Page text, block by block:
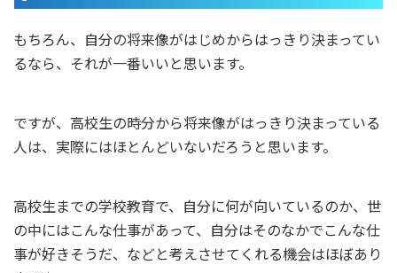
もちろん、自分の将来像がはじめからはっきり決まってい
るなら、それが一番いいと思います。
ですが、高校生の時分から将来像がはっきり決まっている
人は、実際にはほとんどいないだろうと思います。
高校生までの学校教育で、自分に何が向いているのか、世
の中にはこんな仕事があって、自分はそのなかでこんな仕
事が好きそうだ、などと考えさせてくれる機会はほぼあり